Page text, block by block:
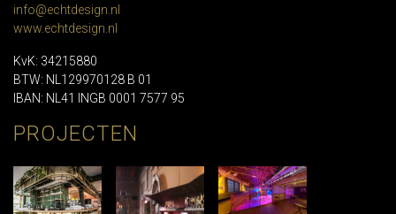
info@echtdesign.nl
www.echtdesign.nl
KvK: 34215880
BTW: NL129970128 B 01
IBAN: NL41 INGB 0001 7577 95
PROJECTEN